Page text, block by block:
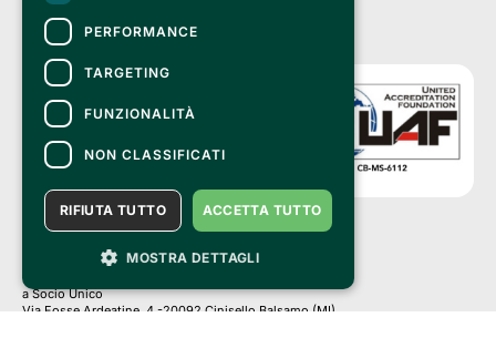
Clappit è un marchio di proprietà di:
Bemils Srl
a Socio Unico
Via Fosse Ardeatine, 4 -20092 Cinisello Balsamo (MI)
PERFORMANCE
TARGETING
FUNZIONALITÀ
NON CLASSIFICATI
ACCETTA TUTTO
RIFIUTA TUTTO
MOSTRA DETTAGLI